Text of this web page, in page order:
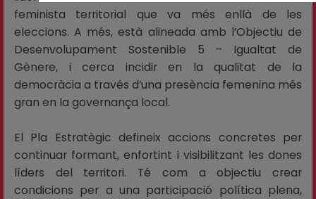
feminista territorial que va més enllà de les
eleccions. A més, està alineada amb l’Objectiu de
Desenvolupament Sostenible 5 – Igualtat de
Gènere, i cerca incidir en la qualitat de la
democràcia a través d’una presència femenina més
gran en la governança local.
El Pla Estratègic defineix accions concretes per
continuar formant, enfortint i visibilitzant les dones
líders del territori. Té com a objectiu crear
condicions per a una participació política plena,